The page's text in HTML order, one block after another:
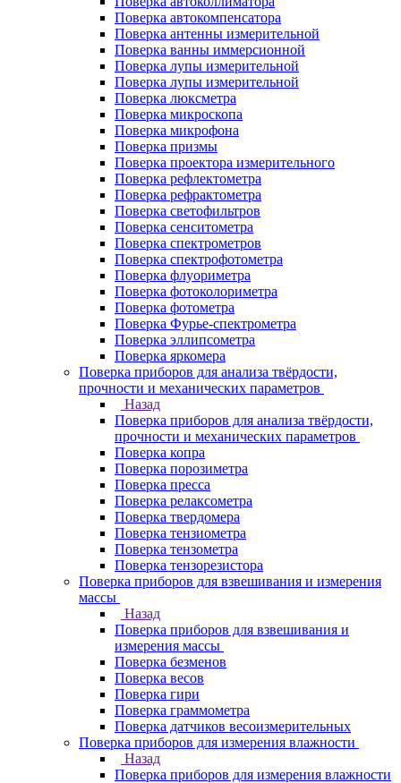
Поверка автокомпенсатора
Поверка антенны измерительной
Поверка ванны иммерсионной
Поверка лупы измерительной
Поверка лупы измерительной
Поверка люксметра
Поверка микроскопа
Поверка микрофона
Поверка призмы
Поверка проектора измерительного
Поверка рефлектометра
Поверка рефрактометра
Поверка светофильтров
Поверка сенситометра
Поверка спектрометров
Поверка спектрофотометра
Поверка флуориметра
Поверка фотоколориметра
Поверка фотометра
Поверка Фурье-спектрометра
Поверка эллипсометра
Поверка яркомера
Поверка приборов для анализа твёрдости,
прочности и механических параметров
Назад
Поверка приборов для анализа твёрдости,
прочности и механических параметров
Поверка копра
Поверка порозиметра
Поверка пресса
Поверка релаксометра
Поверка твердомера
Поверка тензиометра
Поверка тензометра
Поверка тензорезистора
Поверка приборов для взвешивания и измерения
массы
Назад
Поверка приборов для взвешивания и
измерения массы
Поверка безменов
Поверка весов
Поверка гири
Поверка граммометра
Поверка датчиков весоизмерительных
Поверка приборов для измерения влажности
Назад
Поверка приборов для измерения влажности